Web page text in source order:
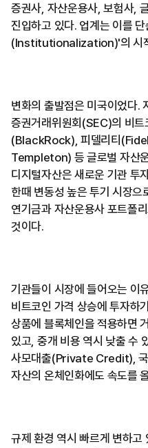
증권사, 자산운용사, 보험사,
진입하고 있다. 업계는 이를
(Institutionalization)'의 시
변화의 출발점은 미국이었다.
증권거래위원회(SEC)의 비
(BlackRock), 피델리티
Templeton) 등 글로벌 자산
디지털자산은 새로운 기관 투
한때 변동성 높은 투기 시장
연기금과 자산운용사 포트폴
것이다.
기관들이 시장에 들어오는 이
비트코인 가격 상승에 투자하
상품에 블록체인을 적용하면
있고, 중개 비용 역시 낮출 수
사모대출(Private Credit), 국
자산의 온체인화에도 속도를
규제 환경 역시 빠르게 변하고